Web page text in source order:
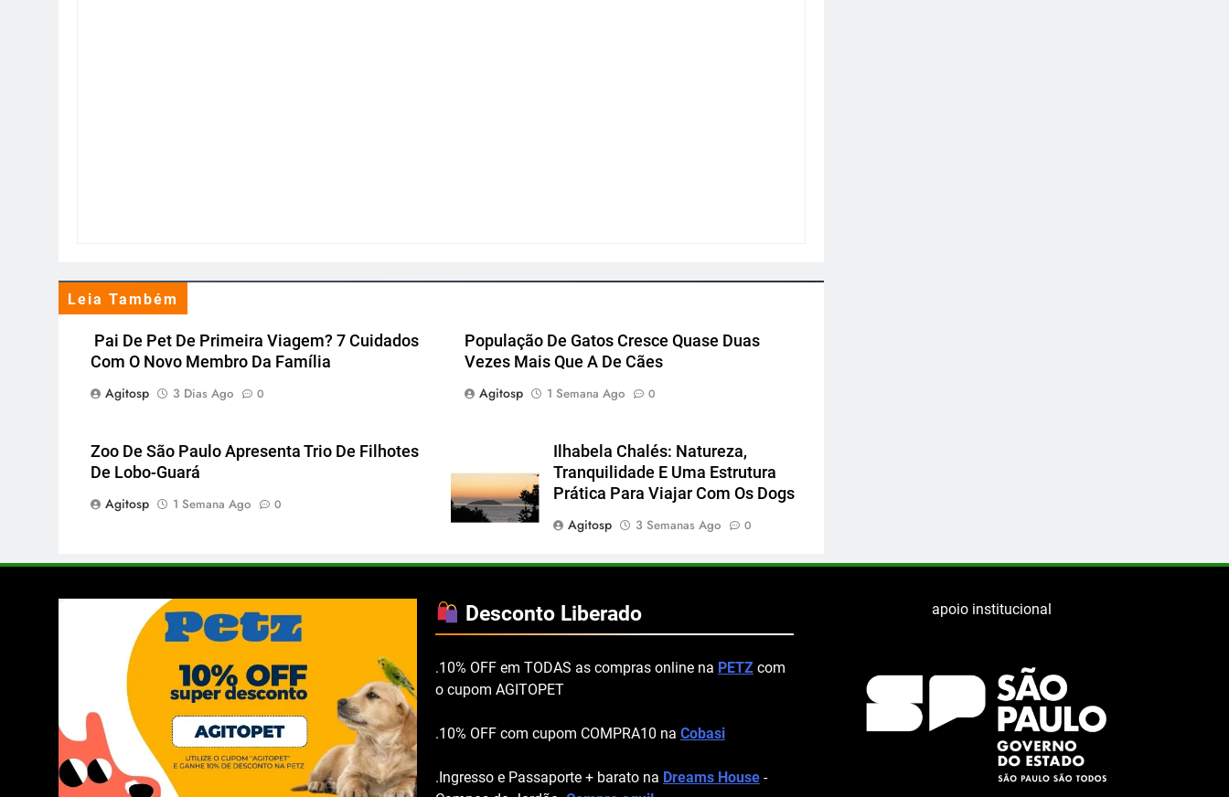
Leia Também
Pai De Pet De Primeira Viagem? 7 Cuidados
Com O Novo Membro Da Família
Agitosp
3 Dias Ago 0
População De Gatos Cresce Quase Duas
Vezes Mais Que A De Cães
Agitosp
1 Semana Ago 0
Zoo De São Paulo Apresenta Trio De Filhotes
De Lobo-Guará
Agitosp
1 Semana Ago 0
Ilhabela Chalés: Natureza,
Tranquilidade E Uma Estrutura
Prática Para Viajar Com Os Dogs
Agitosp
3 Semanas Ago 0
Desconto Liberado
.10% OFF em TODAS as compras online na PETZ com
o cupom AGITOPET
.10% OFF com cupom COMPRA10 na Cobasi
.Ingresso e Passaporte + barato na Dreams House -
apoio institucional